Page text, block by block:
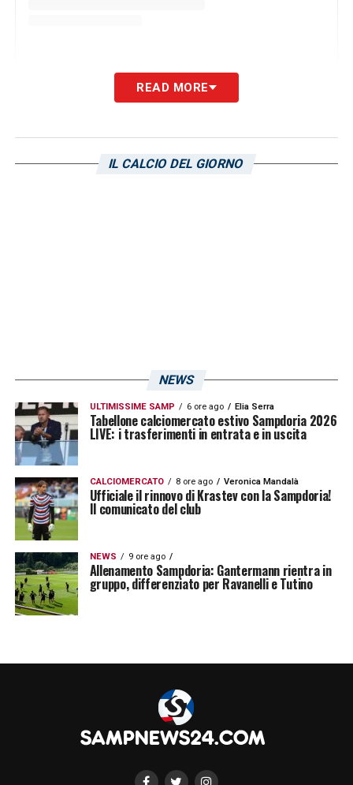
READ MORE
IL CALCIO DEL GIORNO
NEWS
ULTIMISSIME SAMP 6 ore ago Elia Serra
Tabellone calciomercato estivo Sampdoria 2026
LIVE: i trasferimenti in entrata e in uscita
CALCIOMERCATO 8 ore ago Veronica Mandalà
Ufficiale il rinnovo di Krastev con la Sampdoria!
Il comunicato del club
NEWS 9 ore ago
Allenamento Sampdoria: Gantermann rientra in
gruppo, differenziato per Ravanelli e Tutino